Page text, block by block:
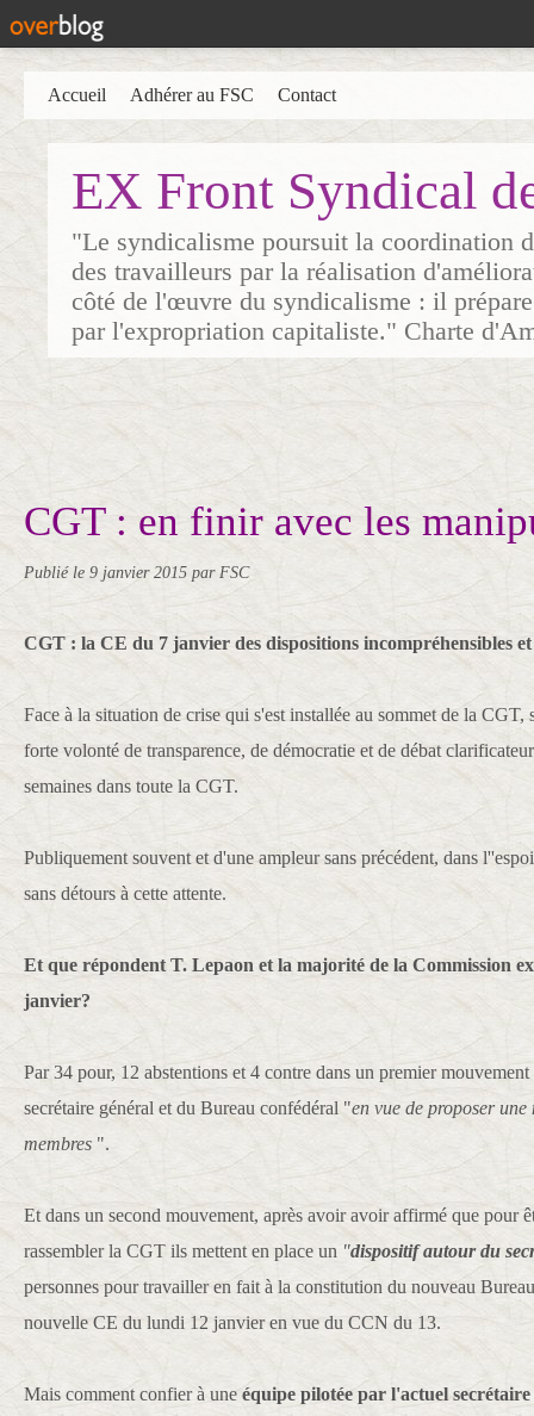
EX Front Syndical
"Le syndicalisme poursuit la coordination
des travailleurs par la réalisation
côté de l'œuvre du syndicalisme : il
par l'expropriation capitaliste." Charte
Accueil Adhérer au FSC Contact
CGT : en finir avec les
Publié le 9 janvier 2015 par FSC
CGT : la CE du 7 janvier des dispositions incompréhensibles
Face à la situation de crise qui s'est installée au sommet de la CGT,
forte volonté de transparence, de démocratie et de débat
semaines dans toute la CGT.
Publiquement souvent et d'une ampleur sans précédent, dans
sans détours à cette attente.
Et que répondent T. Lepaon et la majorité de la Commission
janvier?
Par 34 pour, 12 abstentions et 4 contre dans un premier
secrétaire général et du Bureau confédéral "en vue de proposer
membres ".
Et dans un second mouvement, après avoir avoir affirmé que pour
rassembler la CGT ils mettent en place un "dispositif autour du
personnes pour travailler en fait à la constitution du nouveau
nouvelle CE du lundi 12 janvier en vue du CCN du 13.
Mais comment confier à une équipe pilotée par l'actuel